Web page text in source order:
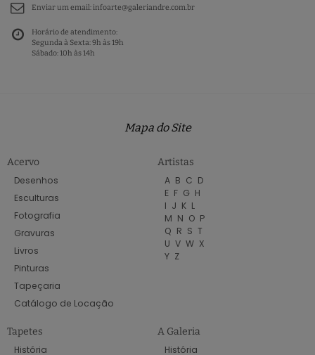
Enviar um email:infoarte@galeriandre.com.br
Horário de atendimento:
Segunda à Sexta: 9h às 19h
Sábado: 10h às 14h
Mapa do Site
Acervo
Desenhos
Esculturas
Fotografia
Gravuras
Livros
Pinturas
Tapeçaria
Catálogo de Locação
Artistas
A B C D
E F G H
I J K L
M N O P
Q R S T
U V W X
Y Z
Tapetes
História
A Galeria
História